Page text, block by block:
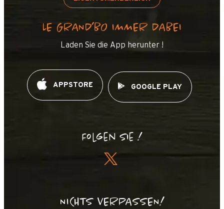
LE GRAND’BO IMMER DABEI
Laden Sie die App herunter !
APPSTORE GOOGLE PLAY
Folgen Sie !
NICHTS VERPASSEN!